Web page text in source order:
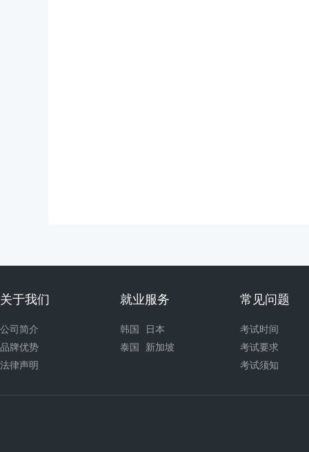
关于我们
公司简介
品牌优势
法律声明
就业服务
韩国
日本
泰国
新加坡
常见问题
考试时间
考试要求
考试须知